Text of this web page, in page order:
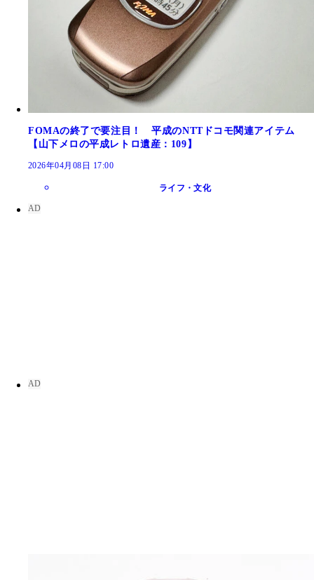
FOMAの終了で要注目！ 平成のNTTドコモ関連アイテム
【山下メロの平成レトロ遺産：109】
2026年04月08日 17:00
ライフ・文化